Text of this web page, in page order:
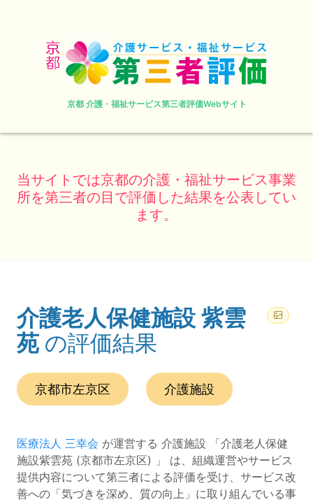
京都 介護・福祉サービス第三者評価Webサイト
当サイトでは京都の介護・福祉サービス事業
所を第三者の目で評価した結果を公表してい
ます。
(ページのタイトル)
介護老人保健施設 紫雲
苑 の評価結果
この事業所の所在エリアは、
京都市左京区
です。
種別は
介護施設
医療法人 三幸会 が運営する 介護施設 「介護老人保健
施設紫雲苑 (京都市左京区) 」 は、組織運営やサービス
提供内容について第三者による評価を受け、サービス改
善への「気づきを深め、質の向上」に取り組んでいる事